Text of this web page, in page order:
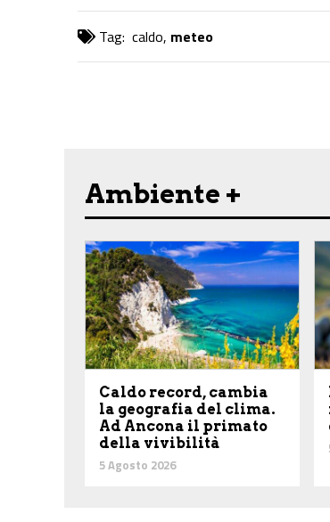
Tag: caldo, meteo
Ambiente +
Caldo record, cambia
la geografia del clima.
Ad Ancona il primato
della vivibilità
5 Agosto 2026